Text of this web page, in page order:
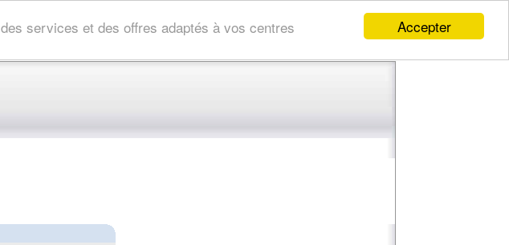
Accepter
services et des offres adaptés à vos centres